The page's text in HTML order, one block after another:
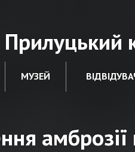
Прилуцький
МУЗЕЙ